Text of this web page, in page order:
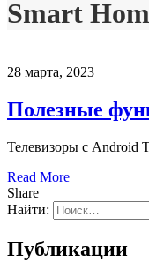
Smart
28 марта, 2023
Полезные
Телевизоры с Android
Read More
Share
Найти:
Публикации